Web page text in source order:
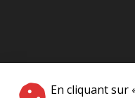
En cliquant sur
NOS